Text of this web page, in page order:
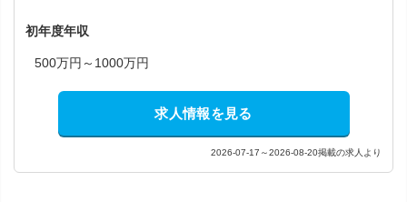
初年度年収
500万円～1000万円
求人情報を見る
2026-07-17～2026-08-20掲載の求人より